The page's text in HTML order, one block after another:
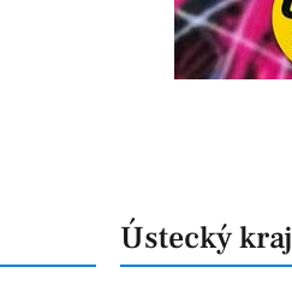
Ústecký kraj